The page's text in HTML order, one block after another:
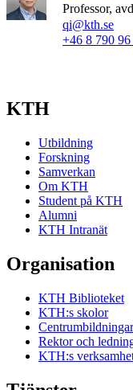
Professor,
qi@kth.se
+46 8 790 96
KTH
Utbildning
Forskning
Samverkan
Om KTH
Student på KTH
Alumni
KTH Intranät
Organisation
KTH Biblioteket
KTH:s skolor
Centrumbildningar
Rektor och
KTH:s